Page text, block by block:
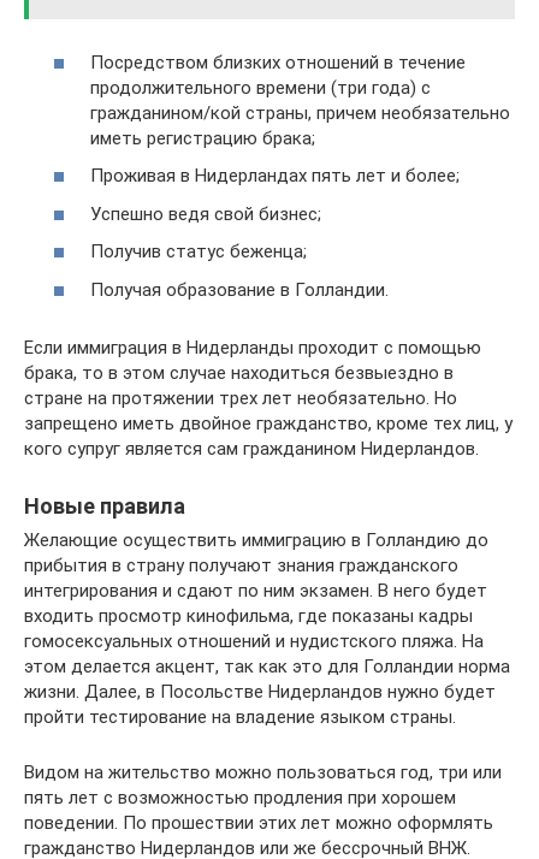
Посредством близких отношений в течение
продолжительного времени (три года) с
гражданином/кой страны, причем необязательно
иметь регистрацию брака;
Проживая в Нидерландах пять лет и более;
Успешно ведя свой бизнес;
Получив статус беженца;
Получая образование в Голландии.
Если иммиграция в Нидерланды проходит с помощью
брака, то в этом случае находиться безвыездно в
стране на протяжении трех лет необязательно. Но
запрещено иметь двойное гражданство, кроме тех лиц, у
кого супруг является сам гражданином Нидерландов.
Новые правила
Желающие осуществить иммиграцию в Голландию до
прибытия в страну получают знания гражданского
интегрирования и сдают по ним экзамен. В него будет
входить просмотр кинофильма, где показаны кадры
гомосексуальных отношений и нудистского пляжа. На
этом делается акцент, так как это для Голландии норма
жизни. Далее, в Посольстве Нидерландов нужно будет
пройти тестирование на владение языком страны.
Видом на жительство можно пользоваться год, три или
пять лет с возможностью продления при хорошем
поведении. По прошествии этих лет можно оформлять
гражданство Нидерландов или же бессрочный ВНЖ.